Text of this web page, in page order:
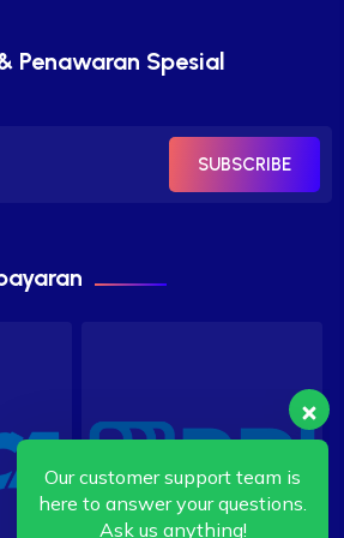
Penawaran Spesial
SUBSCRIBE
Our customer support team is
here to answer your questions.
Ask us anything!